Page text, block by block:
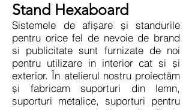
Stand Hexaboard
Sistemele de afișare și standurile
pentru orice fel de nevoie de brand
si publicitate sunt furnizate de noi
pentru utilizare in interior cat si și
exterior. În atelierul nostru proiectăm
și fabricam suporturi din lemn,
suporturi metalice, suporturi pentru